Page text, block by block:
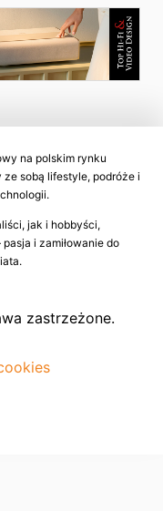
na polskim rynku
ze sobą lifestyle, podróże i
jak i hobbyści,
i zamiłowanie do
zastrzeżone.